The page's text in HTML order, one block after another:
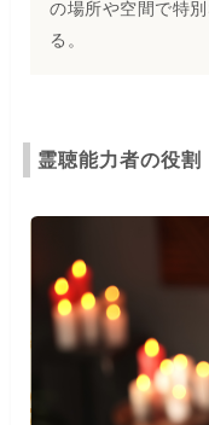
の場所や空間で特
る。
霊聴能力者の役割